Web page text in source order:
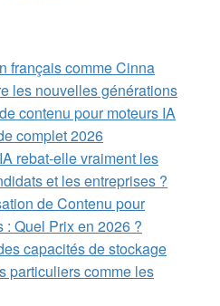
français comme Cinna
les nouvelles générations
contenu pour moteurs IA
complet 2026
rebat-elle vraiment les
et les entreprises ?
de Contenu pour
: Quel Prix en 2026 ?
capacités de stockage
particuliers comme les